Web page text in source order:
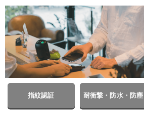
指紋認証 耐衝撃・防水・防塵